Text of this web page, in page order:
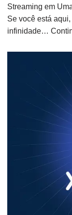
Streaming em
Se você está
infinidade…